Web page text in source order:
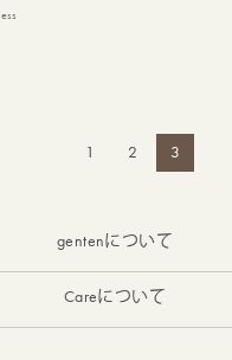
1 2 3
gentenについて
お知らせ
Careについて